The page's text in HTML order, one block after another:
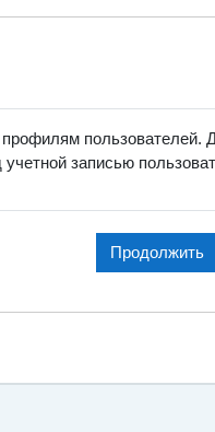
пользователей.
записью
Продолжить